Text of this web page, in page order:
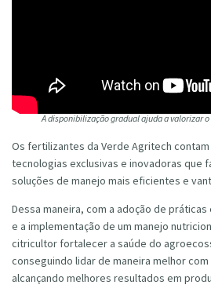
A disponibilização gradual ajuda a valorizar
Os fertilizantes da Verde Agritech
tecnologias exclusivas e inovadoras que
soluções de manejo mais eficientes e
Dessa maneira, com a adoção de
e a implementação de um manejo
citricultor fortalecer a saúde do
conseguindo lidar de maneira melhor com
alcançando melhores resultados em